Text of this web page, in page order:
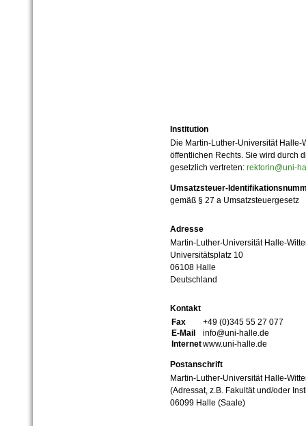
Institution
Die Martin-Luther-Universität
öffentlichen Rechts. Sie wird durch
gesetzlich vertreten: rektorin@uni-
Umsatzsteuer-
gemäß § 27 a Umsatzsteuergesetz
Adresse
Martin-Luther-Universität Halle-
Universitätsplatz 10
06108 Halle
Deutschland
Kontakt
Fax
+49 (0)345 55 27 077
E-Mail
info@uni-halle.de
Internetwww.uni-halle.de
Postanschrift
Martin-Luther-Universität Halle-
(Adressat, z.B. Fakultät und/oder
06099 Halle (Saale)